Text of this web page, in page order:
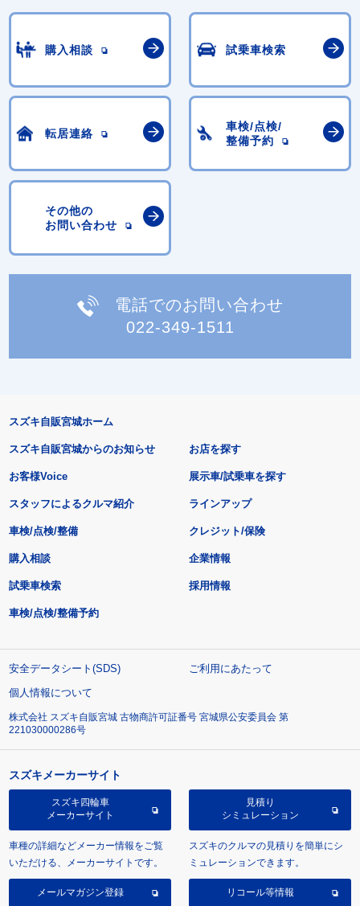
購入相談 試乗車検索
転居連絡
車検/点検/
整備予約
その他の
お問い合わせ
電話でのお問い合わせ
022-349-1511
スズキ自販宮城ホーム
スズキ自販宮城からのお知らせ
お客様Voice
スタッフによるクルマ紹介
お店を探す
展示車/試乗車を探す
ラインアップ
車検/点検/整備 クレジット/保険
購入相談
試乗車検索
車検/点検/整備予約
企業情報
採用情報
安全データシート(SDS)
ご利用にあたって
個人情報について
株式会社 スズキ自販宮城 古物商許可証番号 宮城県公安委員会 第
221030000286号
スズキメーカーサイト
スズキ四輪車
メーカーサイト
車種の詳細などメーカー情報をご覧
いただける、メーカーサイトです。
見積り
シミュレーション
スズキのクルマの見積りを簡単にシ
ミュレーションできます。
メールマガジン登録 リコール等情報